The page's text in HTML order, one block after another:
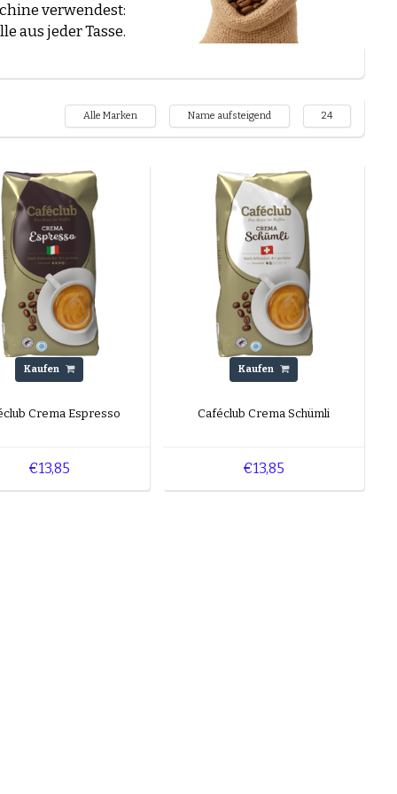
verwendest:
aus jeder Tasse.
Mischungen.
Café Crème?
Marke
Kaffees. Hier
du mehr über
Espresso mit
Alle Marken Name aufsteigend 24
Kaufen
Crema Espresso
€13,85
Kaufen
Caféclub Crema Schümli
€13,85